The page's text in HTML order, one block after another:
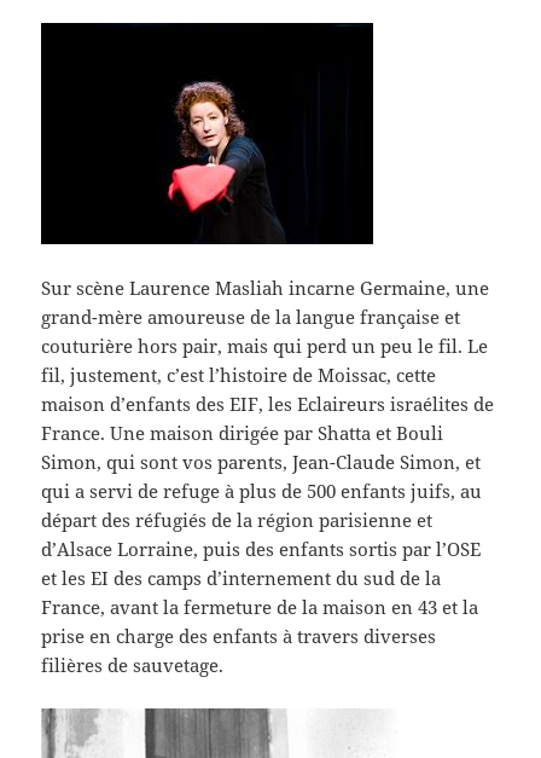
Sur scène Laurence Masliah incarne Germaine, une
grand-mère amoureuse de la langue française et
couturière hors pair, mais qui perd un peu le fil. Le
fil, justement, c’est l’histoire de Moissac, cette
maison d’enfants des EIF, les Eclaireurs israélites de
France. Une maison dirigée par Shatta et Bouli
Simon, qui sont vos parents, Jean-Claude Simon, et
qui a servi de refuge à plus de 500 enfants juifs, au
départ des réfugiés de la région parisienne et
d’Alsace Lorraine, puis des enfants sortis par l’OSE
et les EI des camps d’internement du sud de la
France, avant la fermeture de la maison en 43 et la
prise en charge des enfants à travers diverses
filières de sauvetage.